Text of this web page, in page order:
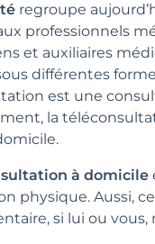
regroupe
professionnels
et auxiliaires
différentes
est une
la
à domicile
physique. Aussi,
si lui ou vous,